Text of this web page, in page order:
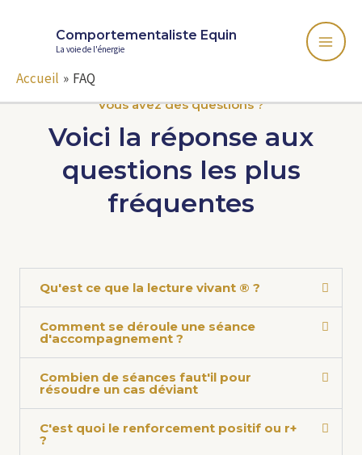
Comportementaliste Equin
La voie de l'énergie
Accueil FAQ
Vous avez des questions ?
Voici la réponse aux
questions les plus
fréquentes
Qu'est ce que la lecture vivant ® ?
Comment se déroule une séance
d'accompagnement ?
Combien de séances faut'il pour
résoudre un cas déviant
C'est quoi le renforcement positif ou r+
?